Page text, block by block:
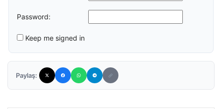
Password:
Keep me signed in
Paylaş: